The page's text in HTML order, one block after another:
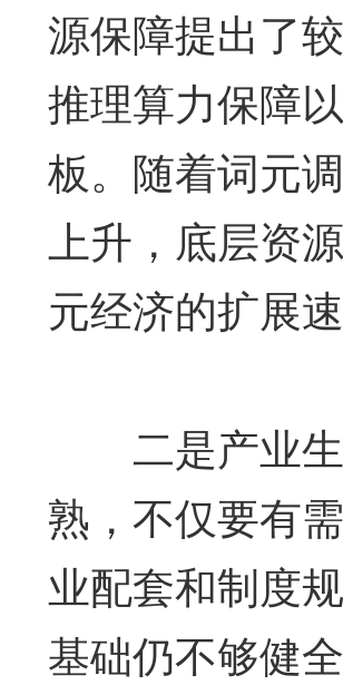
源保障提出了
推理算力保障
板。随着词元
上升，底层资
元经济的扩展
二是产业生
熟，不仅要有
业配套和制度
基础仍不够健